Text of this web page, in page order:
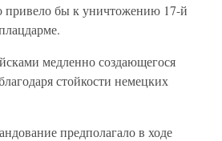
привело бы к уничтожению 17-й
медленно создающегося
стойкости немецких
предполагало в ходе